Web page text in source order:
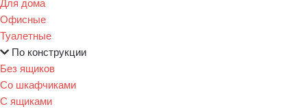
Офисные
Туалетные
По конструкции
Без ящиков
Со шкафчиками
С ящиками